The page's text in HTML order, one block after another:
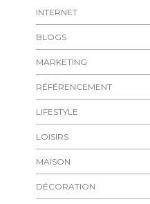
INTERNET
BLOGS
MARKETING
RÉFÉRENCEMENT
LIFESTYLE
LOISIRS
MAISON
DÉCORATION